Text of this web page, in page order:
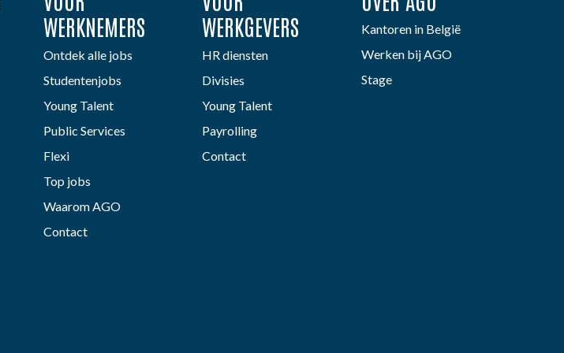
WERKNEMERS
Ontdek alle jobs
Studentenjobs
Young Talent
Public Services
Flexi
Top jobs
Waarom AGO
Contact
WERKGEVERS
HR diensten
Divisies
Young Talent
Payrolling
Contact
Kantoren in België
Werken bij AGO
Stage